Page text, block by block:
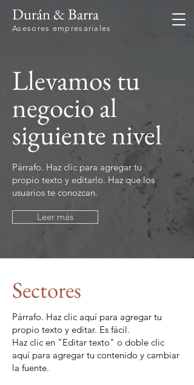
Durán & Barra
Asesores empresariales
Llevamos tu
negocio al
siguiente nivel
Párrafo. Haz clic para agregar tu
propio texto y editarlo. Haz que los
usuarios te conozcan.
Leer más
Sectores
Párrafo. Haz clic aquí para agregar tu
propio texto y editar. Es fácil.
Haz clic en "Editar texto" o doble clic
aquí para agregar tu contenido y cambiar
la fuente.